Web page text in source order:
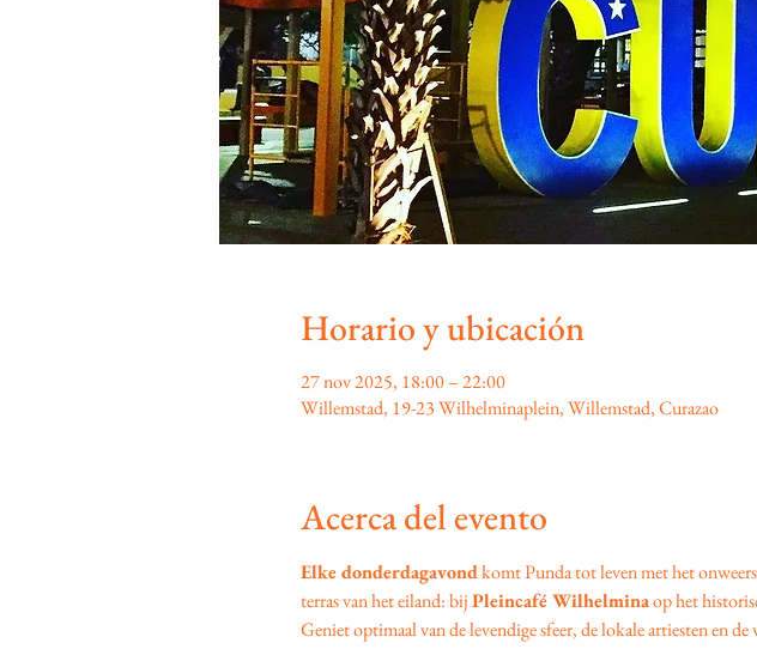
Horario y ubicación
27 nov 2025, 18:00 – 22:00
Willemstad, 19-23 Wilhelminaplein, Willemstad, Curazao
Acerca del evento
Elke donderdagavond komt Punda tot leven met het
terras van het eiland: bij Pleincafé Wilhelmina op het
Geniet optimaal van de levendige sfeer, de lokale artiesten en